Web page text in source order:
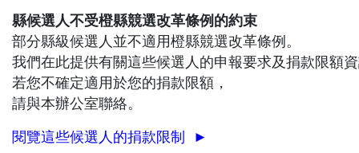
縣候選人不受橙縣競選改革條例的約束
部分縣級候選人並不適用橙縣競選改革條例。
我們在此提供有關這些候選人的申報要求及捐款限額
若您不確定適用於您的捐款限額，
請與本辦公室聯絡。
閱覽這些候選人的捐款限制 ►